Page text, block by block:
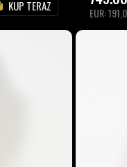
KUP TERAZ EUR: